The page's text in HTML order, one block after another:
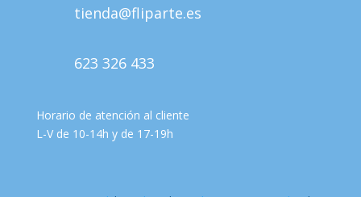
tienda@fliparte.es
623 326 433
Horario de atención al cliente
L-V de 10-14h y de 17-19h